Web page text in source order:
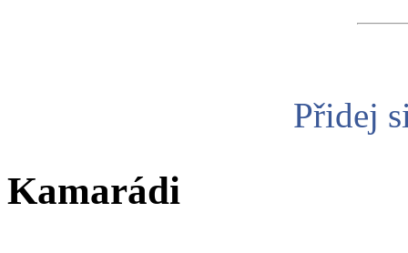
Přidej
Kamarádi